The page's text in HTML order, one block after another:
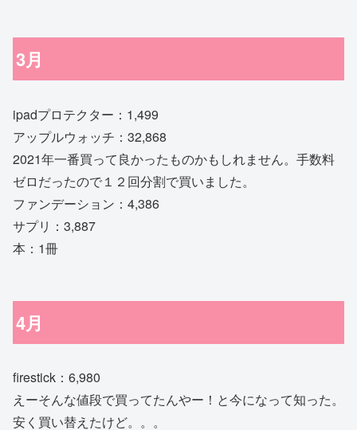
3月
ipadプロテクター：1,499
アップルウォッチ：32,868
2021年一番買って良かったものかもしれません。手数料
ゼロだったので１２回分割で買いました。
ファンデーション：4,386
サプリ：3,887
本：1冊
4月
firestick：6,980
えーそんな値段で買ってたんやー！と今になって知った。
安く買い替えたけど。。。